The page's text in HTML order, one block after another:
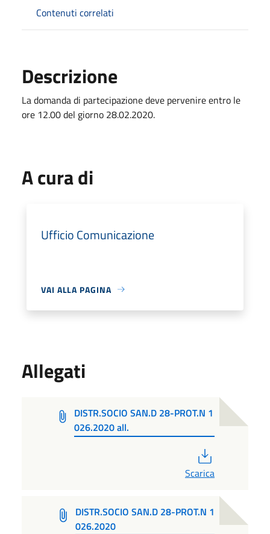
Contenuti correlati
Descrizione
La domanda di partecipazione deve pervenire entro le
ore 12.00 del giorno 28.02.2020.
A cura di
Ufficio Comunicazione
VAI ALLA PAGINA
Allegati
DISTR.SOCIO SAN.D 28-PROT.N 1
026.2020 all.
Scarica
DISTR.SOCIO SAN.D 28-PROT.N 1
026.2020